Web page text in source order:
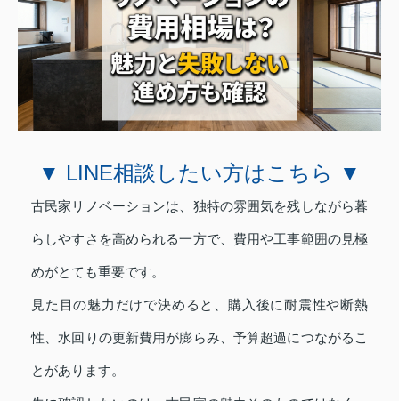
▼ LINE相談したい方はこちら ▼
古民家リノベーションは、独特の雰囲気を残しながら暮
らしやすさを高められる一方で、費用や工事範囲の見極
めがとても重要です。
見た目の魅力だけで決めると、購入後に耐震性や断熱
性、水回りの更新費用が膨らみ、予算超過につながるこ
とがあります。